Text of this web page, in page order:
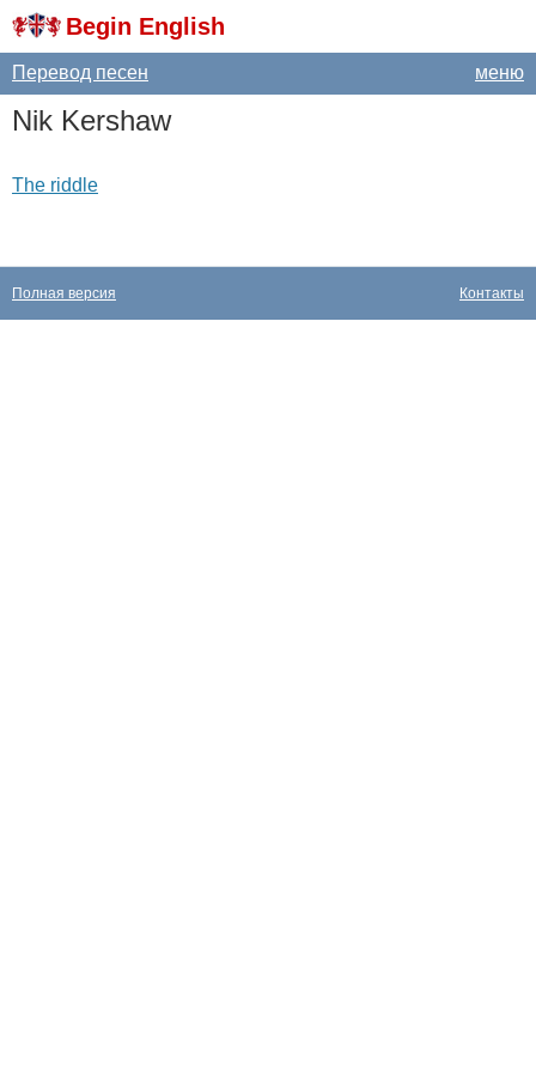
Begin English
меню
Перевод песен
Nik Kershaw
The riddle
Контакты
Полная версия